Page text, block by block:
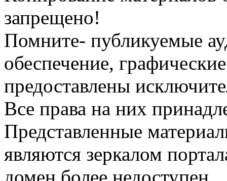
запрещено!
Помните- публикуемые
обеспечение,
предоставлены
Все права на них
Представленные
являются зеркалом